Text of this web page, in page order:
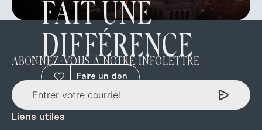
FAIT UNE
DIFFÉRENCE
Faire un don
ABONNEZ-VOUS À NOTRE INFOLETTRE
Liens utiles